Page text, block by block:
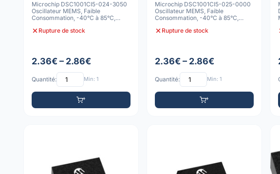
Microchip DSC1001CI5-024-3050
Oscillateur MEMS, Faible
Consommation, -40°C à 85°C,
Rupture de stock
2.36€ – 2.86€
Quantité: Min: 1
Microchip DSC1001CI5-025-0000
Oscillateur MEMS, Faible
Consommation, -40°C à 85°C,
Rupture de stock
2.36€ – 2.86€
Quantité: Min: 1